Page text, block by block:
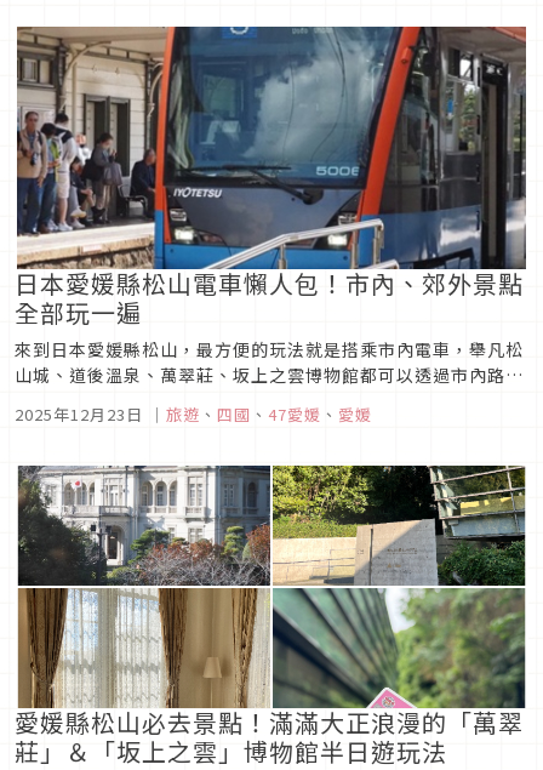
日本愛媛縣松山電車懶人包！市內、郊外景點
全部玩一遍
來到日本愛媛縣松山，最方便的玩法就是搭乘市內電車，舉凡松
山城、道後溫泉、萬翠莊、坂上之雲博物館都可以透過市內路面
一日票，甚至還可以使用一日票直接搭到松山機場，不過這張票
2025年12月23日 ｜ 旅遊 、 四國 、 47愛媛 、 愛媛
愛媛縣松山必去景點！滿滿大正浪漫的「萬翠
莊」＆「坂上之雲」博物館半日遊玩法